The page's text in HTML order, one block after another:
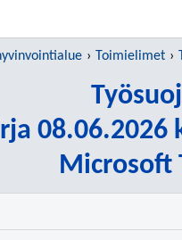
Toimielimet
08.06.2026
Microsoft